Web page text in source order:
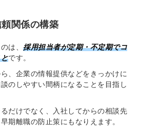
関係の構築
は、 採用担当者が定期・不定期でコ
です。
、企業の情報提供などをきっかけに
のしやすい間柄になることを目指し
だけでなく、入社してからの相談先
期離職の防止策にもなりえます。